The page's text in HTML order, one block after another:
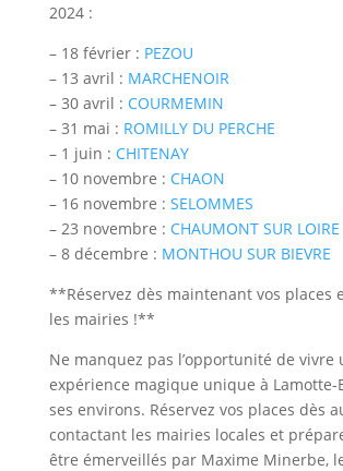
2024 :
– 18 février : PEZOU
– 13 avril : MARCHENOIR
– 30 avril : COURMEMIN
– 31 mai : ROMILLY DU PERCHE
– 1 juin : CHITENAY
– 10 novembre : CHAON
– 16 novembre : SELOMMES
– 23 novembre : CHAUMONT SUR LOIRE
– 8 décembre : MONTHOU SUR BIEVRE
**Réservez dès maintenant vos places
les mairies !**
Ne manquez pas l’opportunité de vivre
expérience magique unique à Lamotte-
ses environs. Réservez vos places dès
contactant les mairies locales et
être émerveillés par Maxime Minerbe,